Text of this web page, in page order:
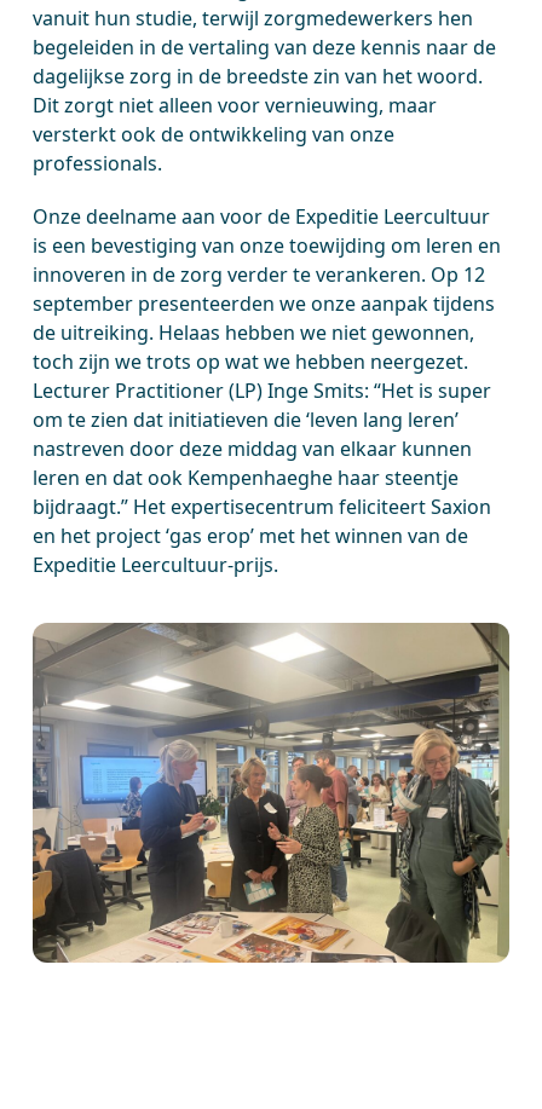
vanuit hun studie, terwijl zorgmedewerkers hen
begeleiden in de vertaling van deze kennis naar de
dagelijkse zorg in de breedste zin van het woord.
Dit zorgt niet alleen voor vernieuwing, maar
versterkt ook de ontwikkeling van onze
professionals.
Onze deelname aan voor de Expeditie Leercultuur
is een bevestiging van onze toewijding om leren en
innoveren in de zorg verder te verankeren. Op 12
september presenteerden we onze aanpak tijdens
de uitreiking. Helaas hebben we niet gewonnen,
toch zijn we trots op wat we hebben neergezet.
Lecturer Practitioner (LP) Inge Smits: “Het is super
om te zien dat initiatieven die ‘leven lang leren’
nastreven door deze middag van elkaar kunnen
leren en dat ook Kempenhaeghe haar steentje
bijdraagt.” Het expertisecentrum feliciteert Saxion
en het project ‘gas erop’ met het winnen van de
Expeditie Leercultuur-prijs.